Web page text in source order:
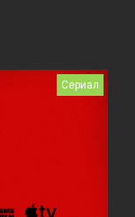
Сериал